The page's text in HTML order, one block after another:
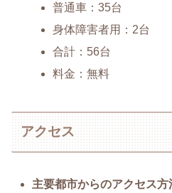
普通車：35台
身体障害者用：2台
合計：56台
料金：無料
アクセス
主要都市からのアクセス方